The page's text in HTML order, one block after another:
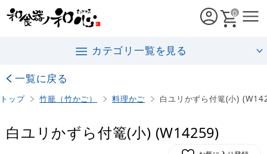
0
カテゴリ一覧を見る
一覧に戻る
トップ 竹籠（竹かご） 料理かご 白ユリかずら付篭(小)
白ユリかずら付篭(小) (W14259)